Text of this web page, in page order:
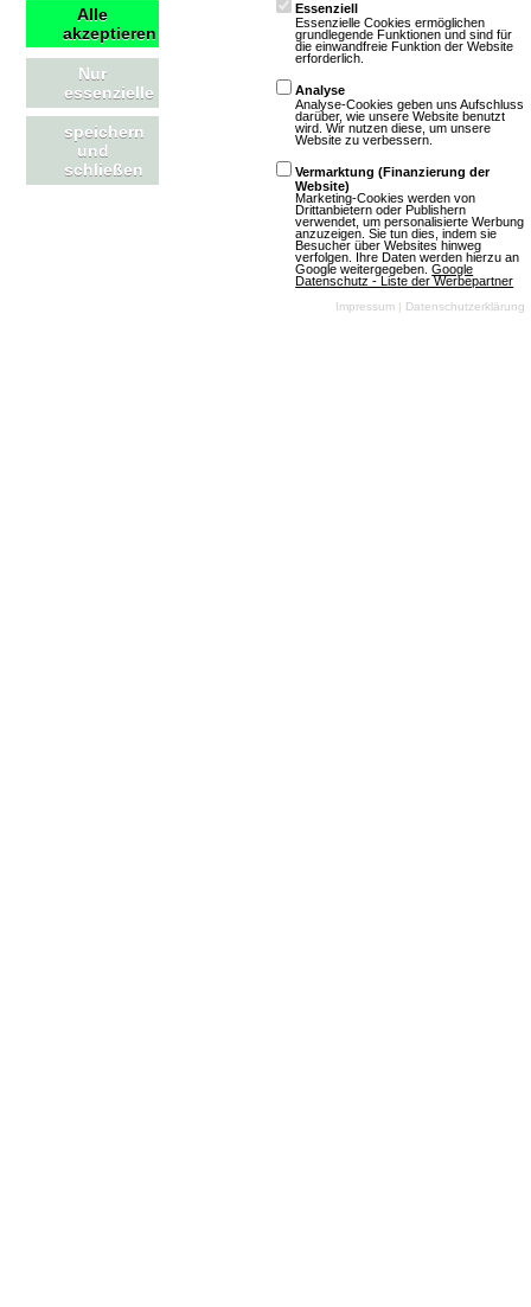
zeitgleich nachspielen. Alle realen Begegnungen
werden ebenfalls im Spiel ausgetragen.
Artikel lesen
Erste Features angekündigt
(22.03.2008,
22:26:26) Der erste
Alle
akzeptieren
Nur
essenzielle
speichern
und
schließen
Essenziell
Essenzielle Cookies ermöglichen
grundlegende Funktionen und sind für
die einwandfreie Funktion der Website
erforderlich.
Analyse
Analyse-Cookies geben uns Aufschluss
darüber, wie unsere Website benutzt
wird. Wir nutzen diese, um unsere
Website zu verbessern.
Vermarktung (Finanzierung der
Website)
Marketing-Cookies werden von
Drittanbietern oder Publishern
verwendet, um personalisierte Werbung
anzuzeigen. Sie tun dies, indem sie
Besucher über Websites hinweg
verfolgen. Ihre Daten werden hierzu an
Google weitergegeben.Google
Datenschutz - Liste der Werbepartner
Impressum | Datenschutzerklärung